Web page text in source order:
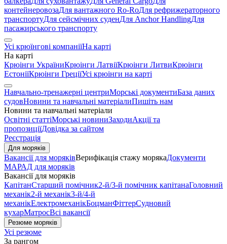
контейнеровозаДля вантажного Ro-RoДля рефрижераторного
транспортуДля сейсмічних суденДля Anchor HandlingДля
пасажирського транспорту
Усі крюїнгові компаніїНа карті
На карті
Крюінги УкраїниКрюінги ЛатвіїКрюінги ЛитвиКрюінги
ЕстоніїКрюінги ГреціїУсі крюінги на карті
Навчально-тренажерні центриМорські документиБаза даних
судовНовини та навчальні матеріалиПишіть нам
Новини та навчальні матеріали
Освітні статтіМорські новиниЗаходиАкції та
пропозиціїДовідка за сайтом
Реєстрація
Для моряків
Вакансії для моряківВерифікація стажу морякаДокументи
МАРАД для моряків
Вакансії для моряків
КапітанСтарший помічник2-й/3-й помічник капітанаГоловний
механік2-й механік3-й/4-й
механікЕлектромеханікБоцманФіттерСудновий
кухарМатросВсі вакансії
Резюме моряків
Усі резюме
За рангом